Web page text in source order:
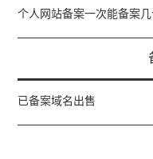
个人网站备案一次能备案几
已备案域名出售